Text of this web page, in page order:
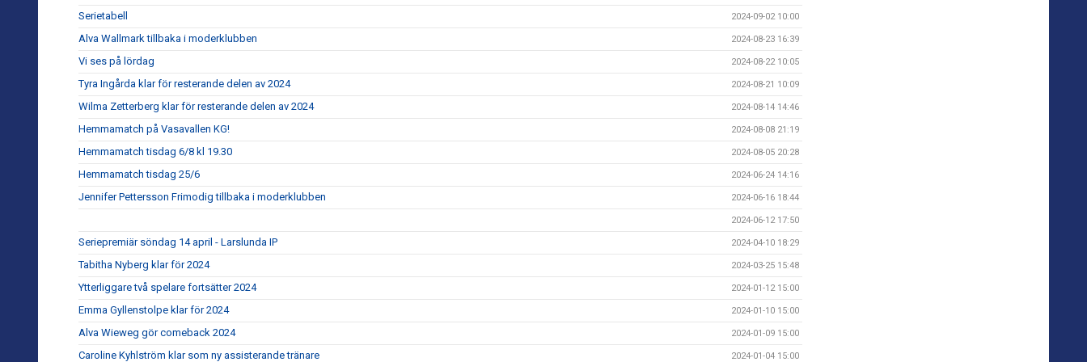
Serietabell 2024-09-02 10:00
Alva Wallmark tillbaka i moderklubben 2024-08-23 16:39
Vi ses på lördag 2024-08-22 10:05
Tyra Ingårda klar för resterande delen av 2024 2024-08-21 10:09
Wilma Zetterberg klar för resterande delen av 2024 2024-08-14 14:46
Hemmamatch på Vasavallen KG! 2024-08-08 21:19
Hemmamatch tisdag 6/8 kl 19.30 2024-08-05 20:28
Hemmamatch tisdag 25/6 2024-06-24 14:16
Jennifer Pettersson Frimodig tillbaka i moderklubben 2024-06-16 18:44
2024-06-12 17:50
Seriepremiär söndag 14 april - Larslunda IP 2024-04-10 18:29
Tabitha Nyberg klar för 2024 2024-03-25 15:48
Ytterliggare två spelare fortsätter 2024 2024-01-12 15:00
Emma Gyllenstolpe klar för 2024 2024-01-10 15:00
Alva Wieweg gör comeback 2024 2024-01-09 15:00
Caroline Kyhlström klar som ny assisterande tränare 2024-01-04 15:00